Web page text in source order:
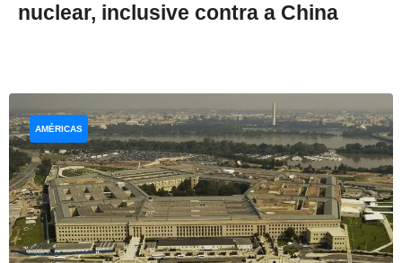
nuclear, inclusive contra a China
AMÉRICAS